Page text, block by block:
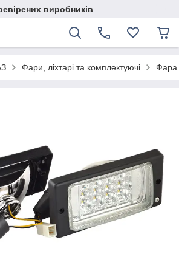
виробників
Фари, ліхтарі та комплектуючі Фара